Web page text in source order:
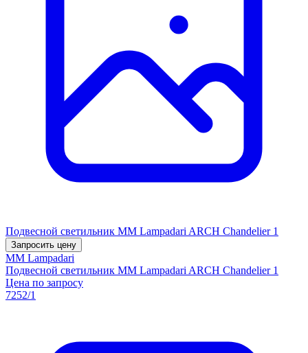
Подвесной светильник MM Lampadari ARCH Chandelier 1
Запросить цену
MM Lampadari
Подвесной светильник MM Lampadari ARCH Chandelier 1
Цена по запросу
7252/1